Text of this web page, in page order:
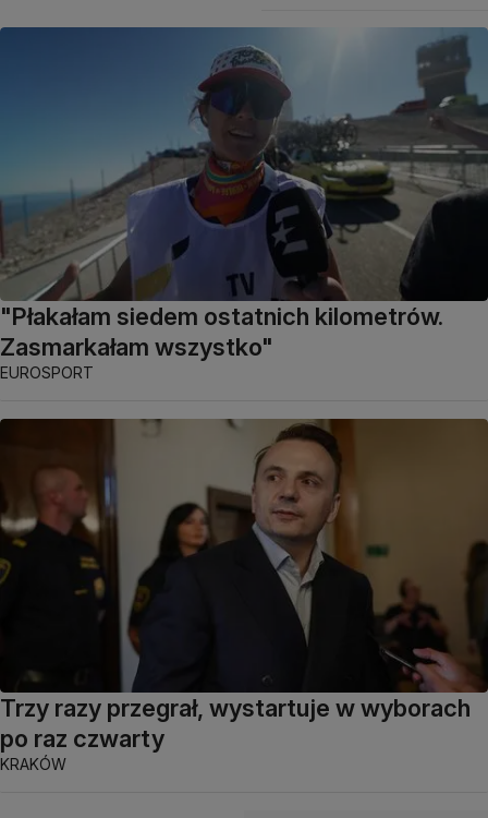
"Płakałam siedem ostatnich kilometrów.
Zasmarkałam wszystko"
EUROSPORT
Trzy razy przegrał, wystartuje w wyborach
po raz czwarty
KRAKÓW